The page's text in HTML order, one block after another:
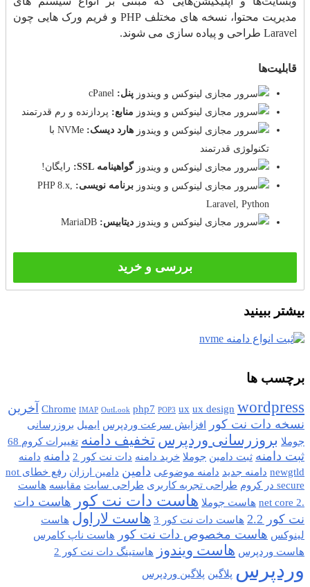
مدیریت محتوا، نسخه های مختلف PHP و فریم ورک هایی چون
Laravel طراحی و پیاده سازی می شوند.
قابلیت‌ها
پنل:
منابع: پردازنده و رم قدرتمند
هارد دیسک:
NVMe با
تکنولوژی قدرتمند
گواهینامه SSL:
رایگان!
برنامه نویسی: PHP 8.x,
Laravel, Python
دیتابیس: MariaDB
بررسی و خرید
بیشتر ببینید
برچسب ها
Chrome IMAP OutLook php7 POP3 ux ux design wordpress
آخرین
نسخه دات نت کور افزایش سرعت وردپرس ایمیل بروزرسانی
جوملا بروزرسانی وردپرس تخفیف دامنه تغییرات کروم 68
ثبت دامنه ثبت دامین جوملا خرید دامنه دات نت کور 2 دامنه دامنه
newgtld دامنه جدید دامنه موضوعی دامین دامین ارزان
رفع خطای not
secure در کروم
طراحی تجربه کاربری طراحی سایت مقایسه هاست
.net core 2
هاست جوملا هاست دات نت کور هاست دات
نت کور 2.2
هاست دات نت کور 3 هاست لاراول هاست
لینوکس هاست مخصوص دات نت کور هاست ناپ کامرس
هاست وردپرس هاست ویندوز هاستینگ دات نت کور 2
وردپرس پلاگین پلاگین وردپرس